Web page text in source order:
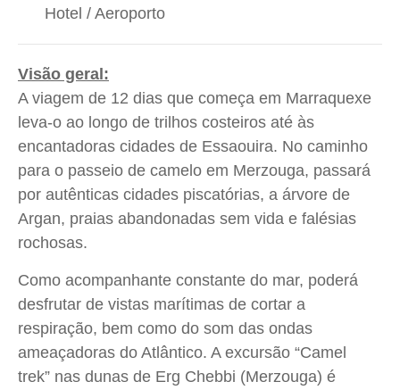
Hotel / Aeroporto
Visão geral:
A viagem de 12 dias que começa em Marraquexe
leva-o ao longo de trilhos costeiros até às
encantadoras cidades de Essaouira. No caminho
para o passeio de camelo em Merzouga, passará
por autênticas cidades piscatórias, a árvore de
Argan, praias abandonadas sem vida e falésias
rochosas.
Como acompanhante constante do mar, poderá
desfrutar de vistas marítimas de cortar a
respiração, bem como do som das ondas
ameaçadoras do Atlântico. A excursão “Camel
trek” nas dunas de Erg Chebbi (Merzouga) é